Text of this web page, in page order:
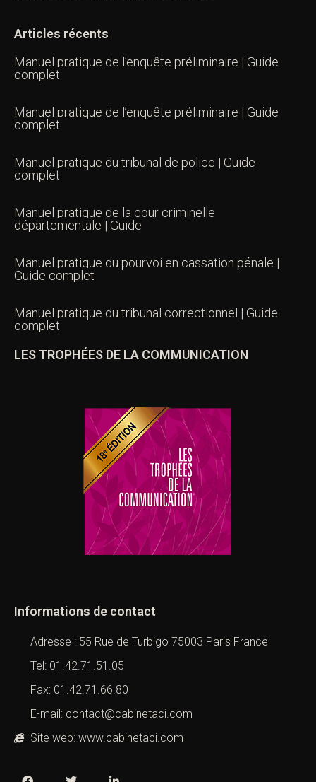
Articles récents
Manuel pratique de l’enquête préliminaire | Guide
complet
Manuel pratique de l’enquête préliminaire | Guide
complet
Manuel pratique du tribunal de police | Guide
complet
Manuel pratique de la cour criminelle
départementale | Guide
Manuel pratique du pourvoi en cassation pénale |
Guide complet
Manuel pratique du tribunal correctionnel | Guide
complet
LES TROPHÉES DE LA COMMUNICATION
Informations de contact
Adresse : 55 Rue de Turbigo 75003 Paris France
Tel: 01.42.71.51.05
Fax: 01.42.71.66.80
E-mail: contact@cabinetaci.com
Site web: www.cabinetaci.com